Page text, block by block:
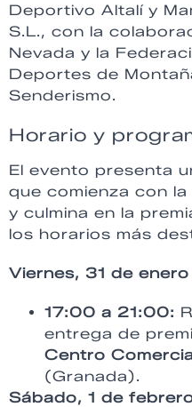
Deportivo Altalí y
S.L., con la
Nevada y la
Deportes de
Senderismo.
Horario y
El evento presenta
que comienza con
y culmina en la
los horarios más
Viernes, 31 de
17:00 a 21:00:
entrega de
Centro
(Granada).
Sábado, 1 de